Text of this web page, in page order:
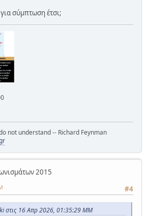
για σύμπτωση έτσι;
not understand -- Richard Feynman
2015
#4
στις 16 Απρ 2026, 01:35:29 ΜΜ